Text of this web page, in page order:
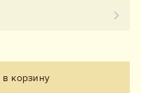
корзину